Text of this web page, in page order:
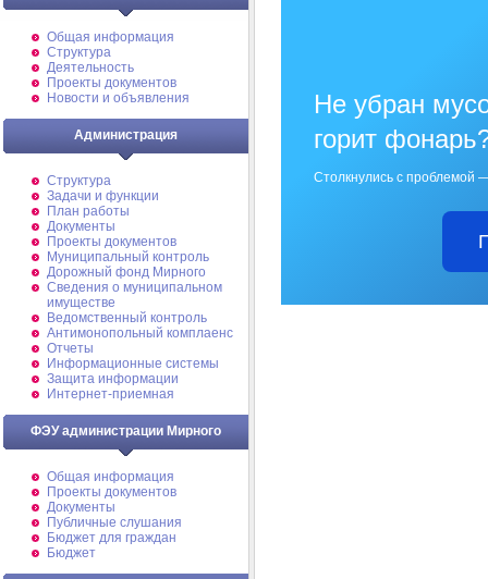
Общая информация
Структура
Деятельность
Проекты документов
Новости и объявления
Администрация
Структура
Задачи и функции
План работы
Документы
Проекты документов
Муниципальный контроль
Дорожный фонд Мирного
Cведения о муниципальном
имуществе
Ведомственный контроль
Антимонопольный комплаенс
Отчеты
Информационные системы
Защита информации
Интернет-приемная
ФЭУ администрации Мирного
Общая информация
Проекты документов
Документы
Публичные слушания
Бюджет для граждан
Бюджет
Не убран
горит
Столкнулись с проблемой